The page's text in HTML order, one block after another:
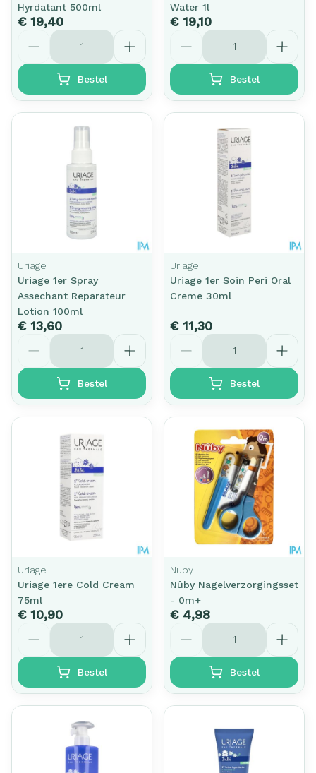
Hyrdatant 500ml
€ 19,40
Aantal
Bestel
Water 1l
€ 19,10
Aantal
Bestel
Uriage
Uriage 1er Spray
Assechant Reparateur
Lotion 100ml
€ 13,60
Aantal
Bestel
Uriage
Uriage 1er Soin Peri Oral
Creme 30ml
€ 11,30
Aantal
Bestel
Uriage
Uriage 1ere Cold Cream
75ml
€ 10,90
Aantal
Bestel
Nuby
Nûby Nagelverzorgingsset
- 0m+
€ 4,98
Aantal
Bestel